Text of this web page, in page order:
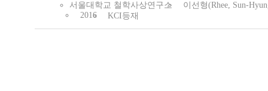
서울대학교 철학사상연구소
이선형(Rhee, Sun-
2016
KCI등재